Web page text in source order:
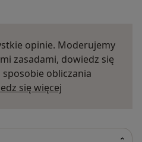
opinie. Moderujemy
zasadami, dowiedz się
obliczania
się więcej